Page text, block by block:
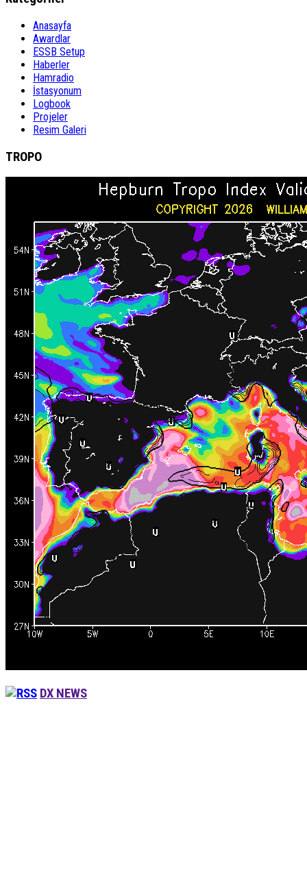
Anasayfa
Awardlar
ESSB Setup
Haberler
Hamradio
İstasyonum
Logbook
Projeler
Resim Galeri
TROPO
DX NEWS